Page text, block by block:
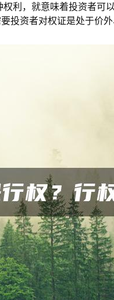
权利，就意味着投资者
投资者对权证是处于价外